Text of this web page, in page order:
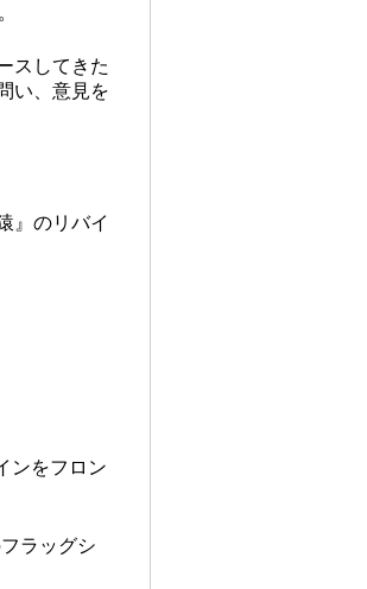
スしてきた
い、意見を
』のリバイ
ンをフロン
ラッグシ